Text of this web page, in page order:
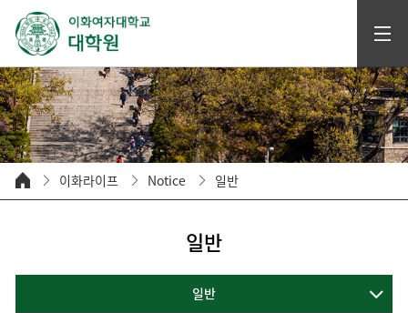
이화라이프 Notice 일반
일반
일반